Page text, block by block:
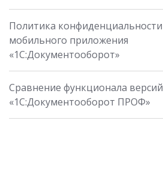
Политика конфиденциальности
мобильного приложения
«1С:Документооборот»
Сравнение функционала версий
«1С:Документооборот ПРОФ»